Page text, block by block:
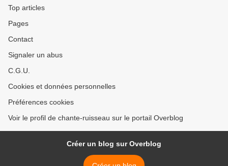
Top articles
Pages
Contact
Signaler un abus
C.G.U.
Cookies et données personnelles
Préférences cookies
Voir le profil de chante-ruisseau sur le portail Overblog
Créer un blog sur Overblog